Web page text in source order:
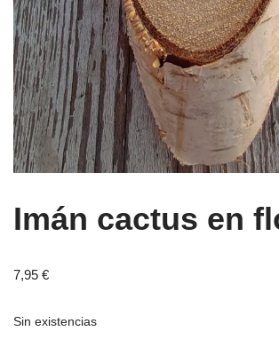
Imán cactus en
7,95 €
Sin existencias